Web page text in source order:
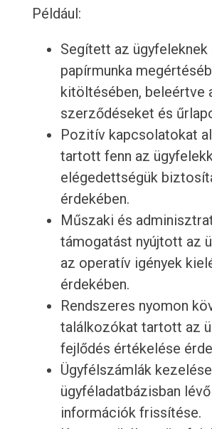
Például:
Segített az ügyfeleknek
papírmunka
kitöltésében, beleértve
szerződéseket és
Pozitív kapcsolatokat
tartott fenn az
elégedettségük
érdekében.
Műszaki és
támogatást nyújtott az
az operatív igények
érdekében.
Rendszeres nyomon
találkozókat tartott az
fejlődés értékelése
Ügyfélszámlák
ügyféladatbázisban lévő
információk frissítése.